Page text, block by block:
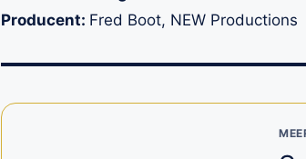
Producent: Fred Boot, NEW Productions